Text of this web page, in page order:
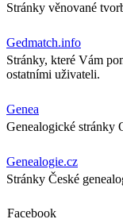
Stránky věnované
Gedmatch.info
Stránky, které Vám
ostatními uživateli.
Genea
Genealogické stránky
Genealogie.cz
Stránky České
Facebook